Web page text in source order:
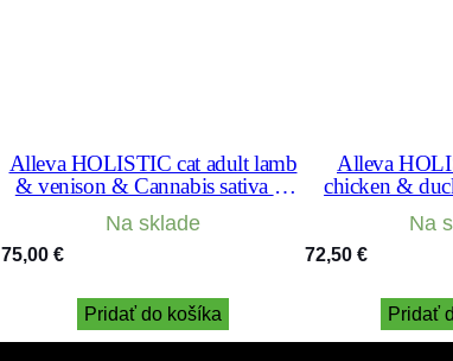
Alleva HOLISTIC cat adult lamb
& venison & Cannabis sativa &
Na sklade
75,00 €
Pridať do košíka
Alleva
chicken &
Na
72,50 €
Pridať